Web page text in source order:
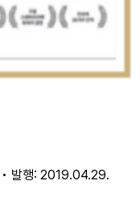
• 발행: 2019.04.29.